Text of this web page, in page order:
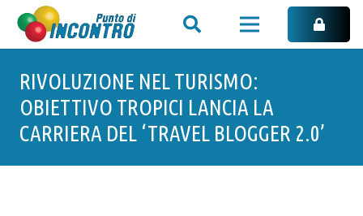
RIVOLUZIONE NEL TURISMO:
OBIETTIVO TROPICI LANCIA LA
CARRIERA DEL ‘TRAVEL BLOGGER 2.0’